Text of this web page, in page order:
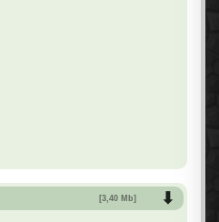
[3,40 Mb]